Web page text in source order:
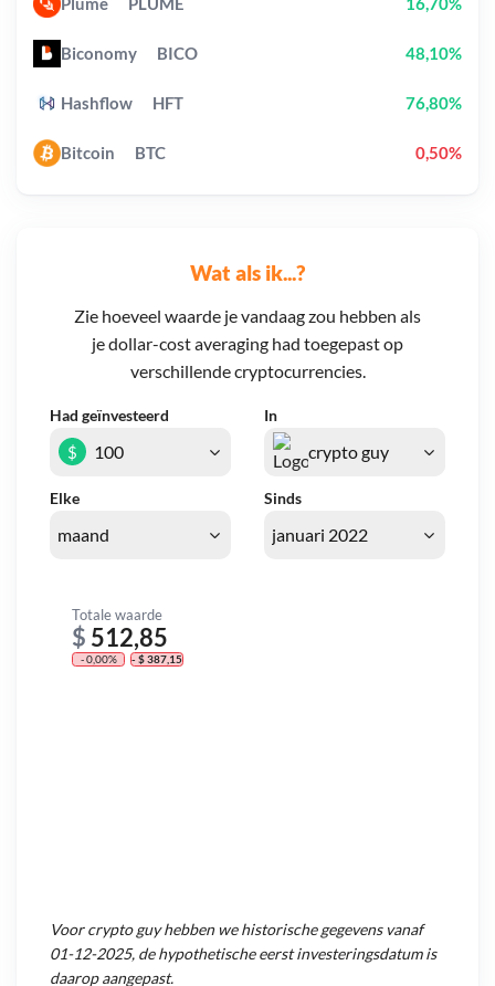
Wat als ik...?
Zie hoeveel waarde je vandaag zou hebben als
je dollar-cost averaging had toegepast op
verschillende cryptocurrencies.
Had geïnvesteerd In
Elke Sinds
$
Totale waarde
$ 512,85
- 0,00% - $ 387,15
Voorcrypto guyhebben we historische gegevens vanaf
01-12-2025, de hypothetische eerst investeringsdatum is
daarop aangepast.
Biconomy BICO 48,10%
Hashflow HFT 76,80%
Bitcoin BTC 0,50%